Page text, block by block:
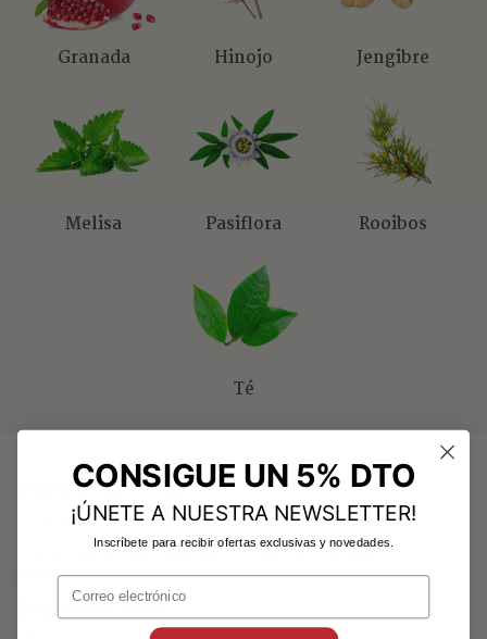
Granada Hinojo Jengibre
Melisa Pasiflora Rooibos
Té
DUERME BIEN PLUS.
15 bolsitas en envueltas herméticas e individuales.
Infusión de plantas naturales y especias. Complemento
alimenticio.
DIGESTIVE PLUS.
CONSIGUE UN 5% DTO
¡ÚNETE A NUESTRA NEWSLETTER!
Inscríbete para recibir ofertas exclusivas y novedades.